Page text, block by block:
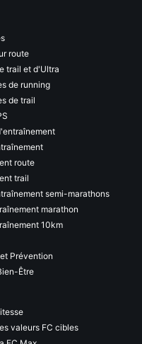
route
trail et d'Ultra
de running
de trail
route
trail
semi-marathons
marathon
10km
Prévention
Être
valeurs FC cibles